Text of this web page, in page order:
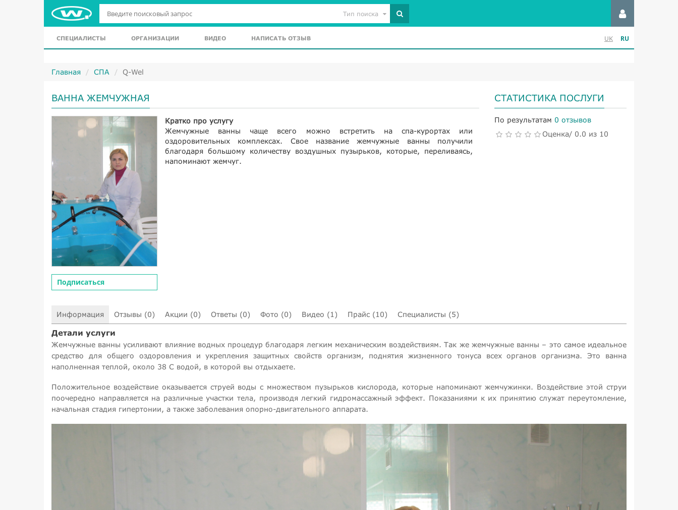
Тип поиска
СПЕЦИАЛИСТЫ ОРГАНИЗАЦИИ ВИДЕО НАПИСАТЬ ОТЗЫВ UK RU
Главная СПА Q-Wel
ВАННА ЖЕМЧУЖНАЯ
Подписаться
Кратко про услугу
Жемчужные ванны чаще всего можно встретить на спа-курортах или
оздоровительных комплексах. Свое название жемчужные ванны получили
благодаря большому количеству воздушных пузырьков, которые, переливаясь,
напоминают жемчуг.
СТАТИСТИКА ПОСЛУГИ
По результатам 0 отзывов
Оценка/ 0.0 из 10
Информация Отзывы (0) Акции (0) Ответы (0) Фото (0) Видео (1) Прайс (10) Специалисты (5)
Детали услуги
Жемчужные ванны усиливают влияние водных процедур благодаря легким механическим воздействиям. Так же жемчужные ванны – это самое идеальное
средство для общего оздоровления и укрепления защитных свойств организм, поднятия жизненного тонуса всех органов организма. Это ванна
наполненная теплой, около 38 С водой, в которой вы отдыхаете.
Положительное воздействие оказывается струей воды с множеством пузырьков кислорода, которые напоминают жемчужинки. Воздействие этой струи
поочередно направляется на различные участки тела, производя легкий гидромассажный эффект. Показаниями к их принятию служат переутомление,
начальная стадия гипертонии, а также заболевания опорно-двигательного аппарата.